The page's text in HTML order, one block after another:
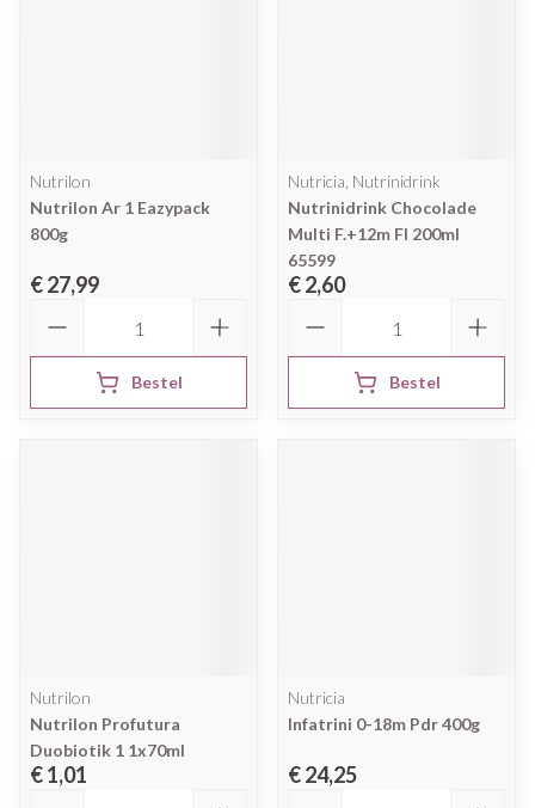
Nutrilon
Nutrilon Ar 1 Eazypack
800g
€ 27,99
Bestel
Nutricia, Nutrinidrink
Nutrinidrink Chocolade
Multi F.+12m Fl 200ml
65599
€ 2,60
Bestel
Nutrilon
Nutrilon Profutura
Duobiotik 1 1x70ml
€ 1,01
Nutricia
Infatrini 0-18m Pdr 400g
€ 24,25